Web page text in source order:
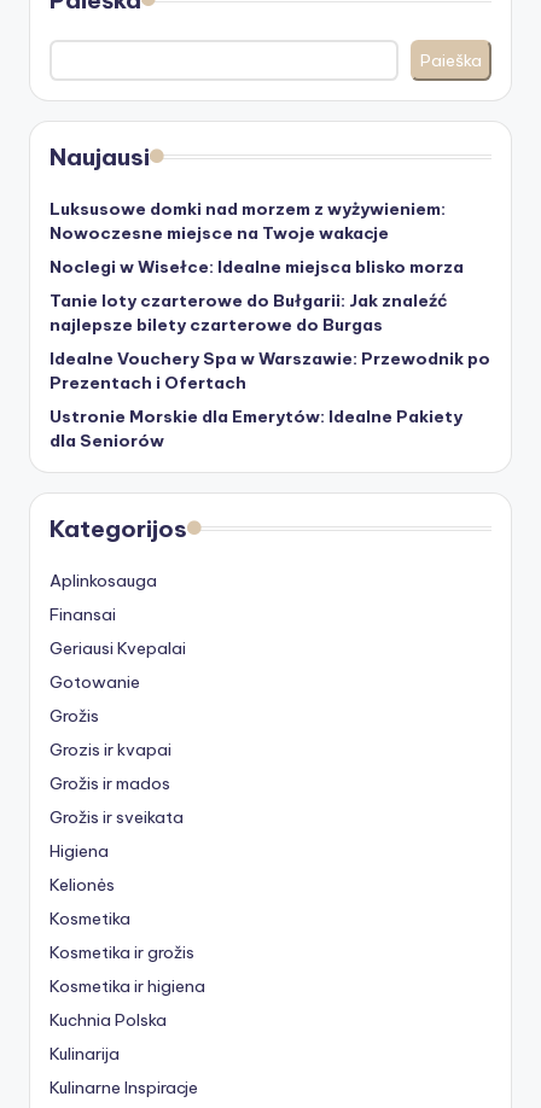
Paieška
Naujausi
Luksusowe domki nad morzem z wyżywieniem:
Nowoczesne miejsce na Twoje wakacje
Noclegi w Wisełce: Idealne miejsca blisko morza
Tanie loty czarterowe do Bułgarii: Jak znaleźć
najlepsze bilety czarterowe do Burgas
Idealne Vouchery Spa w Warszawie: Przewodnik po
Prezentach i Ofertach
Ustronie Morskie dla Emerytów: Idealne Pakiety
dla Seniorów
Kategorijos
Aplinkosauga
Finansai
Geriausi Kvepalai
Gotowanie
Grožis
Grozis ir kvapai
Grožis ir mados
Grožis ir sveikata
Higiena
Kelionės
Kosmetika
Kosmetika ir grožis
Kosmetika ir higiena
Kuchnia Polska
Kulinarija
Kulinarne Inspiracje